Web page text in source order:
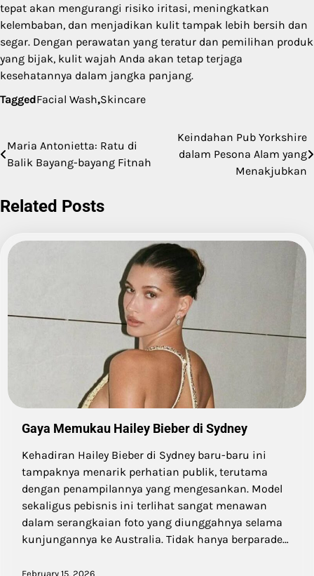
tepat akan mengurangi risiko iritasi, meningkatkan
kelembaban, dan menjadikan kulit tampak lebih bersih dan
segar. Dengan perawatan yang teratur dan pemilihan produk
yang bijak, kulit wajah Anda akan tetap terjaga
kesehatannya dalam jangka panjang.
TaggedFacial Wash,Skincare
Post
navigation
Maria Antonietta: Ratu di
Balik Bayang-bayang Fitnah
Keindahan Pub Yorkshire
dalam Pesona Alam yang
Menakjubkan
Related Posts
Gaya Memukau Hailey Bieber di Sydney
Kehadiran Hailey Bieber di Sydney baru-baru ini
tampaknya menarik perhatian publik, terutama
dengan penampilannya yang mengesankan. Model
sekaligus pebisnis ini terlihat sangat menawan
dalam serangkaian foto yang diunggahnya selama
kunjungannya ke Australia. Tidak hanya berparade…
February 15, 2026